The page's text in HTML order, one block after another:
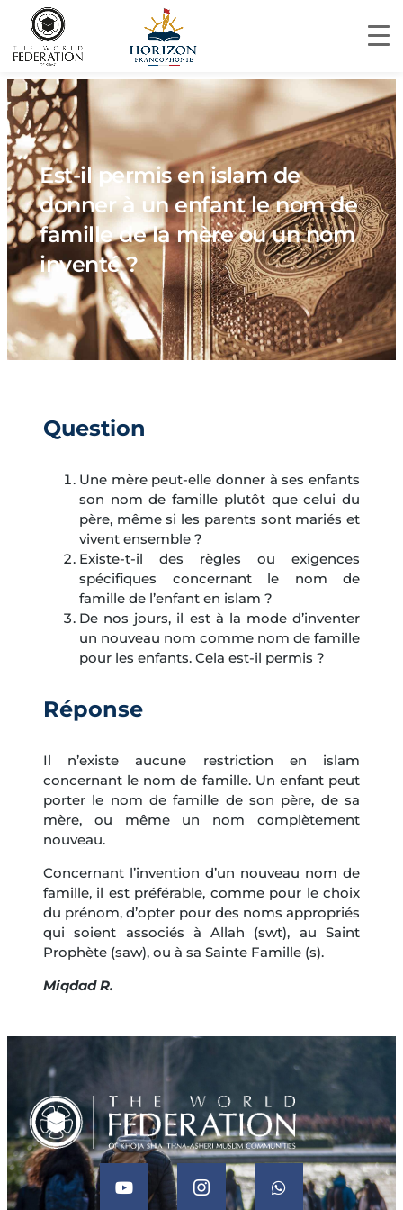
Est-il permis en islam de
donner à un enfant le nom de
famille de la mère ou un nom
inventé ?
Question
Une mère peut-elle donner à ses enfants
son nom de famille plutôt que celui du
père, même si les parents sont mariés et
vivent ensemble ?
Existe-t-il des règles ou exigences
spécifiques concernant le nom de
famille de l’enfant en islam ?
De nos jours, il est à la mode d’inventer
un nouveau nom comme nom de famille
pour les enfants. Cela est-il permis ?
Réponse
Il n’existe aucune restriction en islam
concernant le nom de famille. Un enfant peut
porter le nom de famille de son père, de sa
mère, ou même un nom complètement
nouveau.
Concernant l’invention d’un nouveau nom de
famille, il est préférable, comme pour le choix
du prénom, d’opter pour des noms appropriés
qui soient associés à Allah (swt), au Saint
Prophète (saw), ou à sa Sainte Famille (s).
Miqdad R.